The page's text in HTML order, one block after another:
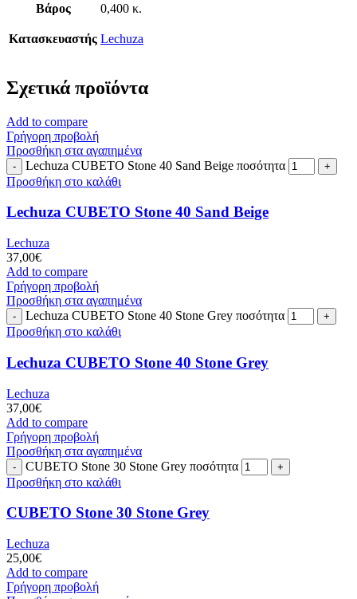
Βάρος
0,400 κ.
Κατασκευαστής Lechuza
Σχετικά προϊόντα
Add to compare
Γρήγορη προβολή
Προσθήκη στα αγαπημένα
Lechuza CUBETO Stone 40 Sand Beige ποσότητα
Προσθήκη στο καλάθι
Lechuza CUBETO Stone 40 Sand Beige
Lechuza
37,00€
Add to compare
Γρήγορη προβολή
Προσθήκη στα αγαπημένα
Lechuza CUBETO Stone 40 Stone Grey ποσότητα
Προσθήκη στο καλάθι
Lechuza CUBETO Stone 40 Stone Grey
Lechuza
37,00€
Add to compare
Γρήγορη προβολή
Προσθήκη στα αγαπημένα
CUBETO Stone 30 Stone Grey ποσότητα
Προσθήκη στο καλάθι
CUBETO Stone 30 Stone Grey
Lechuza
25,00€
Add to compare
Γρήγορη προβολή